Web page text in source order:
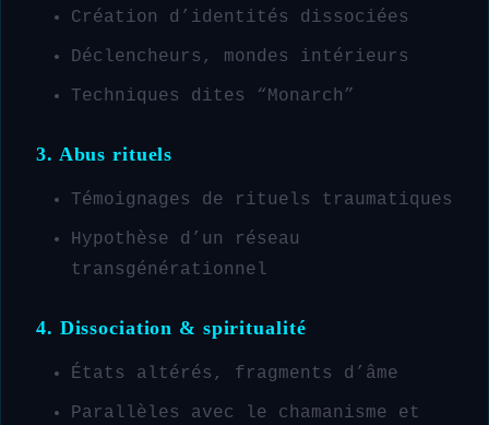
Création d’identités dissociées
Déclencheurs, mondes intérieurs
Techniques dites “Monarch”
3. Abus rituels
Témoignages de rituels traumatiques
Hypothèse d’un réseau
transgénérationnel
4. Dissociation & spiritualité
États altérés, fragments d’âme
Parallèles avec le chamanisme et